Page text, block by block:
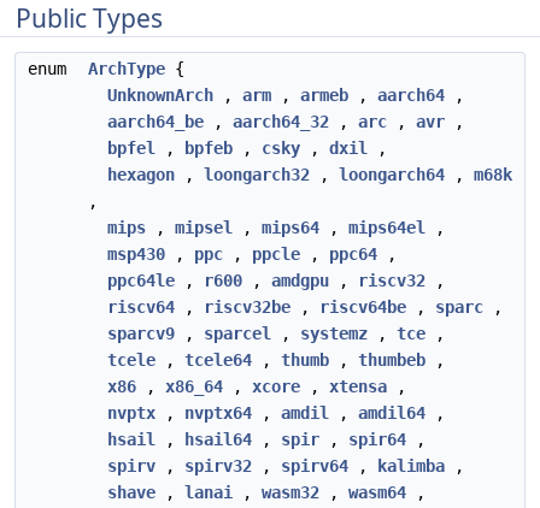
Public Types
enum ArchType {
UnknownArch , arm , armeb , aarch64 ,
aarch64_be , aarch64_32 , arc , avr ,
bpfel
, bpfeb , csky , dxil
,
hexagon , loongarch32 , loongarch64 , m68k
,
mips , mipsel , mips64 , mips64el
,
msp430 , ppc , ppcle , ppc64 ,
ppc64le , r600 , amdgpu , riscv32 ,
riscv64 , riscv32be , riscv64be , sparc ,
sparcv9 , sparcel , systemz , tce ,
tcele , tcele64 , thumb , thumbeb ,
x86 , x86_64 , xcore , xtensa ,
nvptx , nvptx64 , amdil , amdil64 ,
hsail
, hsail64 , spir , spir64 ,
spirv , spirv32 , spirv64 , kalimba ,
shave , lanai , wasm32 , wasm64 ,